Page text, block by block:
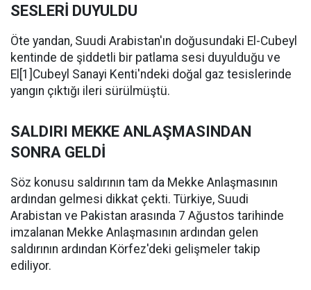
SESLERİ DUYULDU
Öte yandan, Suudi Arabistan'ın doğusundaki El-Cubeyl
kentinde de şiddetli bir patlama sesi duyulduğu ve
El[1]Cubeyl Sanayi Kenti'ndeki doğal gaz tesislerinde
yangın çıktığı ileri sürülmüştü.
SALDIRI MEKKE ANLAŞMASINDAN
SONRA GELDİ
Söz konusu saldırının tam da Mekke Anlaşmasının
ardından gelmesi dikkat çekti. Türkiye, Suudi
Arabistan ve Pakistan arasında 7 Ağustos tarihinde
imzalanan Mekke Anlaşmasının ardından gelen
saldırının ardından Körfez'deki gelişmeler takip
ediliyor.